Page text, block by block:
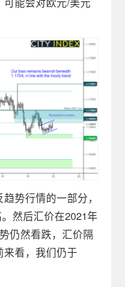
势行情的一部分，
然后汇价在2021年
仍然看跌，汇价隔
看，我们仍于